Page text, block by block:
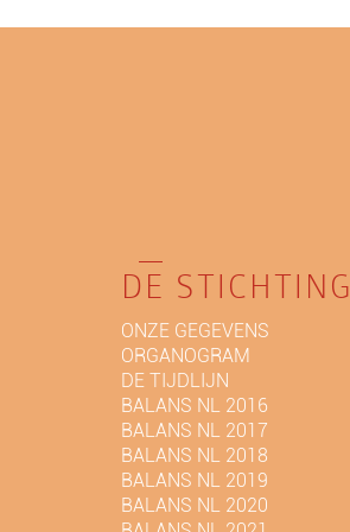
DE STICHTING
ONZE GEGEVENS
ORGANOGRAM
DE TIJDLIJN
BALANS NL 2016
BALANS NL 2017
BALANS NL 2018
BALANS NL 2019
BALANS NL 2020